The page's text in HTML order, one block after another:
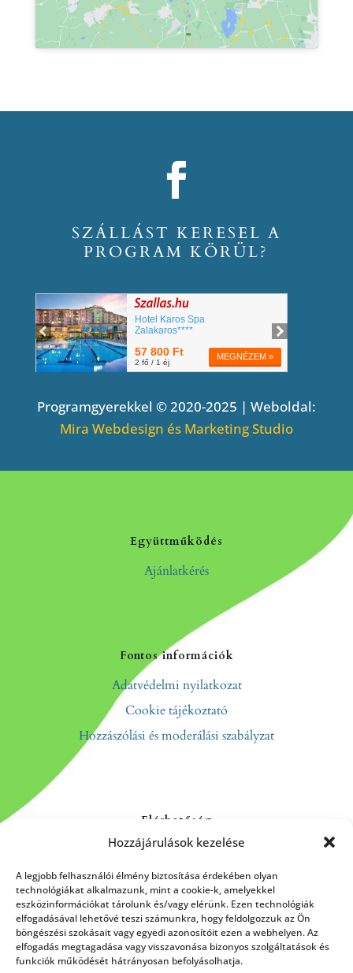
Hozzájárulások kezelése
A legjobb felhasználói élmény biztosítása érdekében olyan
technológiákat alkalmazunk, mint a cookie-k, amelyekkel
eszközinformációkat tárolunk és/vagy elérünk. Ezen technológiák
elfogadásával lehetővé teszi számunkra, hogy feldolgozzuk az Ön
böngészési szokásait vagy egyedi azonosítóit ezen a webhelyen. Az
elfogadás megtagadása vagy visszavonása bizonyos szolgáltatások és
funkciók működését hátrányosan befolyásolhatja.
SZÁLLÁST KERESEL A
PROGRAM KÖRÜL?
Programgyerekkel © 2020-2025 | Weboldal:
Mira Webdesign és Marketing Studio
Együttműködés
Ajánlatkérés
Fontos információk
Adatvédelmi nyilatkozat
Cookie tájékoztató
Hozzászólási és moderálási szabályzat
Elérhetőség
Kapcsolat
Rólunk
HÍRLEVÉL FELIRATKOZÁS